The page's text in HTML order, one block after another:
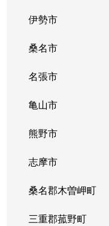
伊勢市
桑名市
名張市
亀山市
熊野市
志摩市
桑名郡木曽岬町
三重郡菰野町